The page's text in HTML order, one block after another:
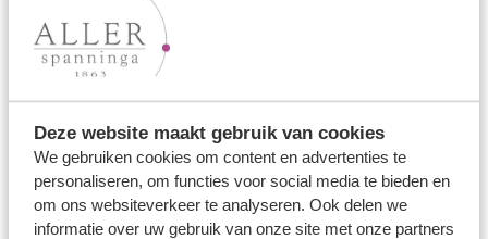
Deze website maakt gebruik van cookies
We gebruiken cookies om content en advertenties te
personaliseren, om functies voor social media te bieden en
om ons websiteverkeer te analyseren. Ook delen we
informatie over uw gebruik van onze site met onze partners
Ons aanbod
Trouwringen
Memoireringen
Verlovingsringen
Vriendschapsringen
Over ons